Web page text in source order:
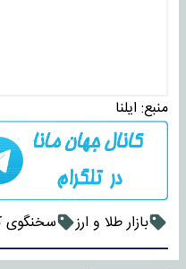
منبع: ایلنا
بازار طلا و ارز سخنگوی